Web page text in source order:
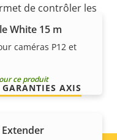
White 15 m
caméras P12 et
ce produit
Extender
de contrôler les
dans les petits
ce que nous
AXIS